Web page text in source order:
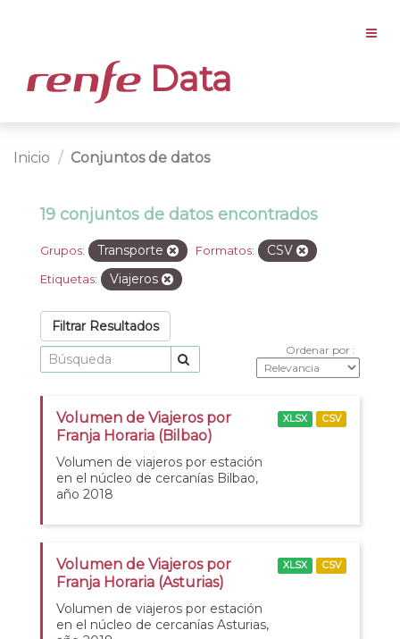
Data
Inicio Conjuntos de datos
19 conjuntos de datos encontrados
Grupos: Transporte Formatos: CSV
Etiquetas: Viajeros
Filtrar Resultados
Ordenar por
Volumen de Viajeros por
Franja Horaria (Bilbao)
Volumen de viajeros por estación
en el núcleo de cercanías Bilbao,
año 2018
XLSX CSV
Volumen de Viajeros por
Franja Horaria (Asturias)
Volumen de viajeros por estación
en el núcleo de cercanías Asturias,
XLSX CSV